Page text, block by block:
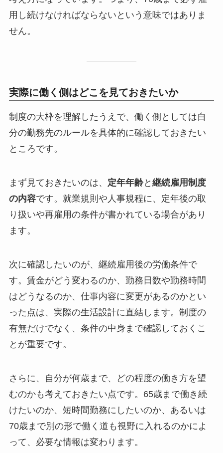
用し続けなければならないという意味ではありま
せん。
実際に働く側はどこを見ておきたいか
制度の大枠を理解したうえで、働く側としては自
分の勤務先のルールを具体的に確認しておきたい
ところです。
まず見ておきたいのは、 定年年齢と 継続雇用制度
の内容です。就業規則や人事規程に、定年後の取
り扱いや再雇用の条件が書かれている場合があり
ます。
次に確認したいのが、継続雇用後の労働条件で
す。賃金がどう変わるのか、勤務日数や勤務時間
はどうなるのか、仕事内容に変更があるのかとい
った点は、実際の生活設計に直結します。制度の
有無だけでなく、条件の中身まで確認しておくこ
とが重要です。
さらに、自分が何歳まで、どの程度の働き方を望
むのかも考えておきたい点です。65歳まで働き続
けたいのか、短時間勤務にしたいのか、あるいは
70歳まで別の形で働く道も視野に入れるのかによ
って、必要な情報は変わります。